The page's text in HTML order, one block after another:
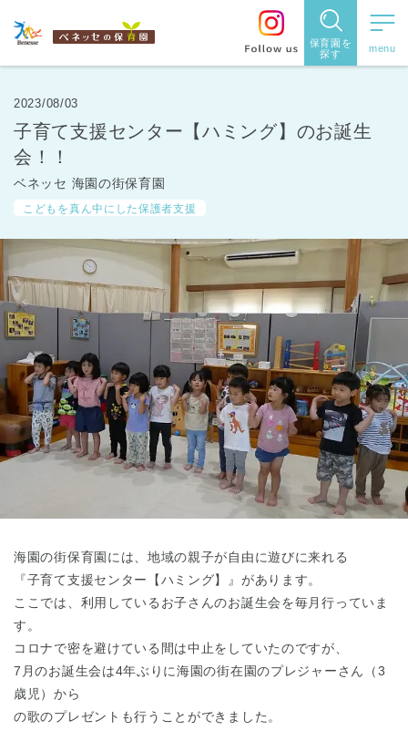
保育園を
探す
保育園を探す
住所・駅
す
都道府県
から探す
東京都
東京都 全域
2023/08/03
子育て支援センター【ハミング】のお誕生
会！！
ベネッセ 海園の街保育園
こどもを真ん中にした保護者支援
海園の街保育園には、地域の親子が自由に遊びに来れる
『子育て支援センター【ハミング】』があります。
ここでは、利用しているお子さんのお誕生会を毎月行っていま
す。
コロナで密を避けている間は中止をしていたのですが、
7月のお誕生会は4年ぶりに海園の街在園のプレジャーさん（3
歳児）から
の歌のプレゼントも行うことができました。